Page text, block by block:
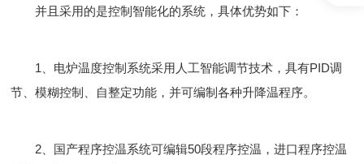
并且采用的是控制智能化的系统，具体优势如下：
1、电炉温度控制系统采用人工智能调节技术，具有PID调
节、模糊控制、自整定功能，并可编制各种升降温程序。
2、国产程序控温系统可编辑50段程序控温，进口程序控温